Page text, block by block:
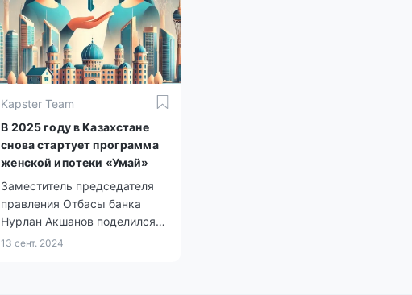
Kapster Team
В 2025 году в Казахстане
снова стартует программа
женской ипотеки «Умай»
Заместитель председателя
правления Отбасы банка
Нурлан Акшанов поделился
условиями программы.
13 сент. 2024